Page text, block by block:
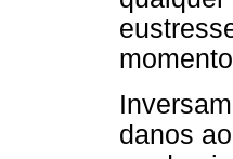
danos